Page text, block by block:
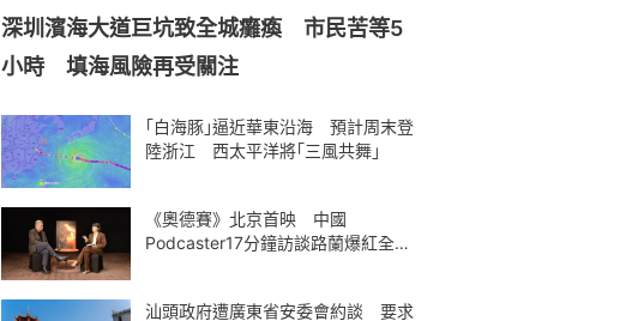
深圳濱海大道巨坑致全城癱瘓 市民苦等5
小時 填海風險再受關注
｢白海豚｣逼近華東沿海 預計周末登
陸浙江 西太平洋將｢三風共舞｣
《奧德賽》北京首映 中國
Podcaster17分鐘訪談路蘭爆紅全球
汕頭政府遭廣東省安委會約談 要求